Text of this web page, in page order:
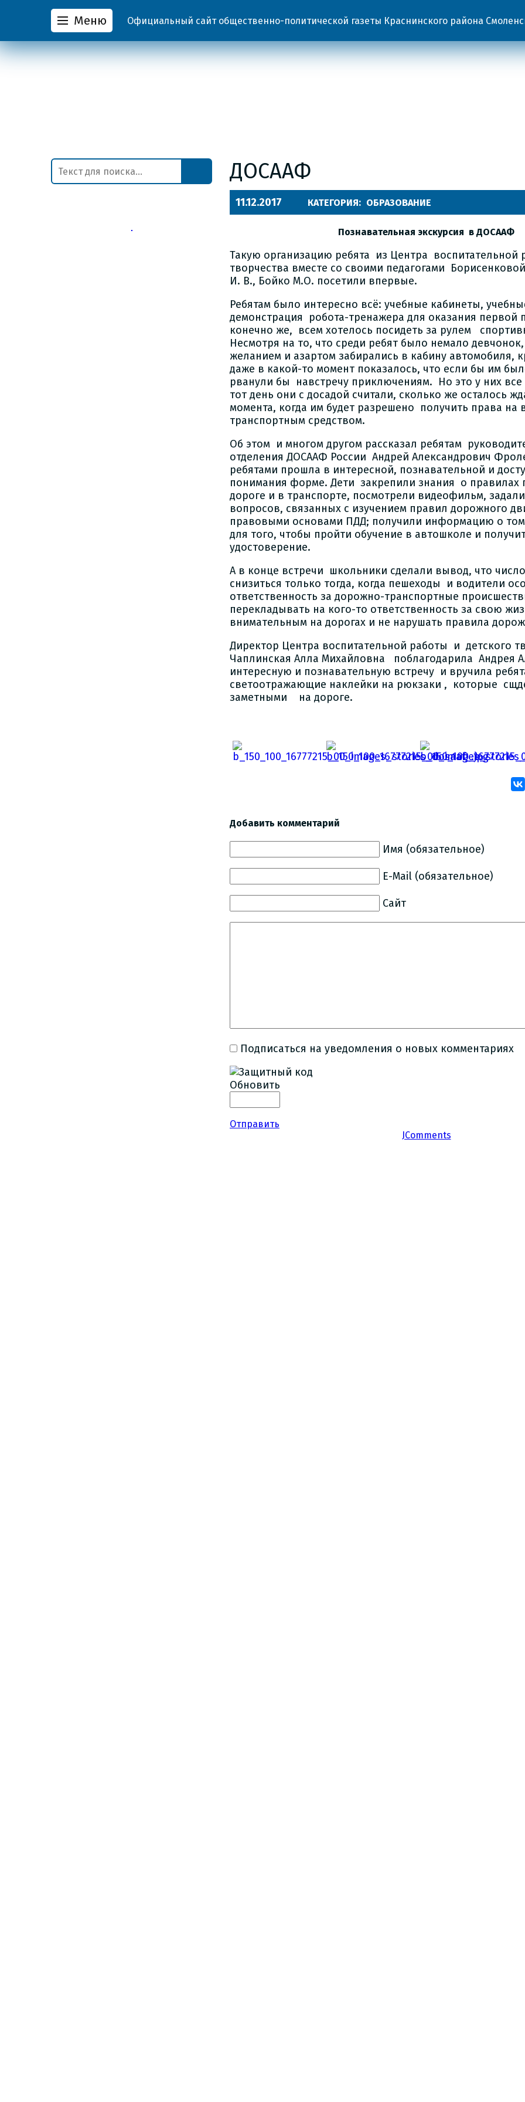
Меню Официальный сайт общественно-политической газеты Краснинского района
ДОСААФ
11.12.2017 КАТЕГОРИЯ: ОБРАЗОВАНИЕ
Познавательная экскурсия в ДОСААФ
Такую организацию ребята из Центра воспитательной
творчества вместе со своими педагогами
И. В., Бойко М.О. посетили впервые.
Ребятам было интересно всё: учебные кабинеты,
демонстрация робота-тренажера для оказания
конечно же, всем хотелось посидеть за рулем
Несмотря на то, что среди ребят было немало
желанием и азартом забирались в кабину автомобиля,
даже в какой-то момент показалось, что если бы им
рванули бы навстречу приключениям. Но это у них
тот день они с досадой считали, сколько же осталось
момента, когда им будет разрешено получить права на
транспортным средством.
Об этом и многом другом рассказал ребятам
отделения ДОСААФ России Андрей Александрович
ребятами прошла в интересной, познавательной и
понимания форме. Дети закрепили знания о правилах
дороге и в транспорте, посмотрели видеофильм,
вопросов, связанных с изучением правил дорожного
правовыми основами ПДД; получили информацию о
для того, чтобы пройти обучение в автошколе и
удостоверение.
А в конце встречи школьники сделали вывод, что
снизиться только тогда, когда пешеходы и водители
ответственность за дорожно-транспортные
перекладывать на кого-то ответственность за свою
внимательным на дорогах и не нарушать правила
Директор Центра воспитательной работы и детского
Чаплинская Алла Михайловна поблагодарила Андрея
интересную и познавательную встречу и вручила
светоотражающие наклейки на рюкзаки , которые
заметными на дороге.
Добавить комментарий
Имя (обязательное)
E-Mail (обязательное)
Сайт
Подписаться на уведомления о новых комментариях
Обновить
Отправить
JComments